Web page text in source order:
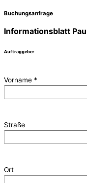
Buchungsanfrage
Informationsblatt
Auftraggeber
Vorname *
Straße
Ort